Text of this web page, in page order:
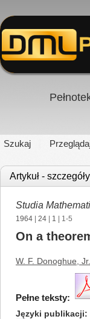
Szukaj
Artykuł - szczegóły
Studia
1964 24 1 | 1-5
On a
W. F. Donoghue, Jr.
Pełne teksty:
Języki publikacji